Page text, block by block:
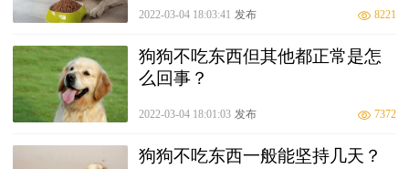
2022-03-04 18:03:41 发布 8221
狗狗不吃东西但其他都正常是怎
么回事？
2022-03-04 18:01:03 发布 7372
狗狗不吃东西一般能坚持几天？